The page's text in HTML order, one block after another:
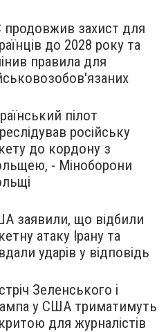
продовжив захист для
до 2028 року та
правила для
пілот
російську
до кордону з
- Міноборони
заявили, що відбили
атаку Ірану та
ударів у відповідь
Зеленського і
у США триматимуть
для журналістів